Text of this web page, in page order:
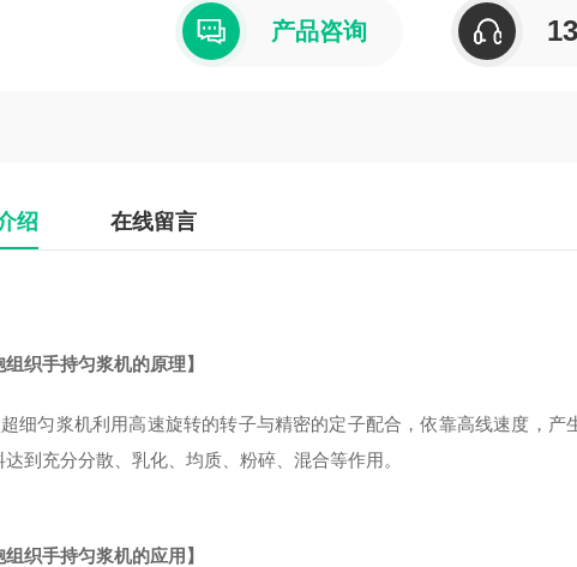
产品咨询
绍 在线留言
组织手持匀浆机的原理】
细匀浆机利用高速旋转的转子与精密的定子配合，依靠高线速度，产
达到充分分散、乳化、均质、粉碎、混合等作用。
组织手持匀浆机的应用】